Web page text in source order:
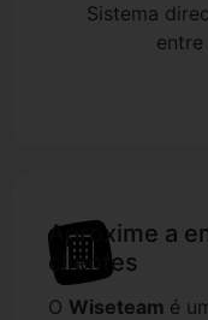
Sistema
Aproxime a
clientes
O Wiseteam é